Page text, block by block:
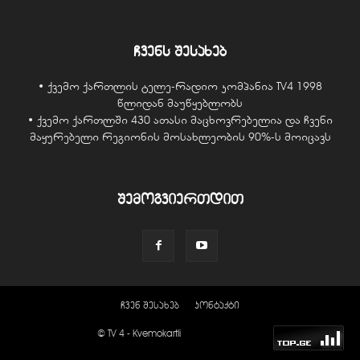
ჩვენს შესახებ
• ქვემო ქართლის ტელე-რადიო კომპანია TV4 1998
წლიდან მაუწყებლობს
• ქვემო ქართლში 430 ათასი მაცხოვრებელია და ჩვენი
მაყურებელი რეგიონის მოსახლეობის 90%-ს მოიცავს
შემოგვიერთდით
ჩვენ შესახებ კონტაქტი
© TV 4 - Kvemokartli